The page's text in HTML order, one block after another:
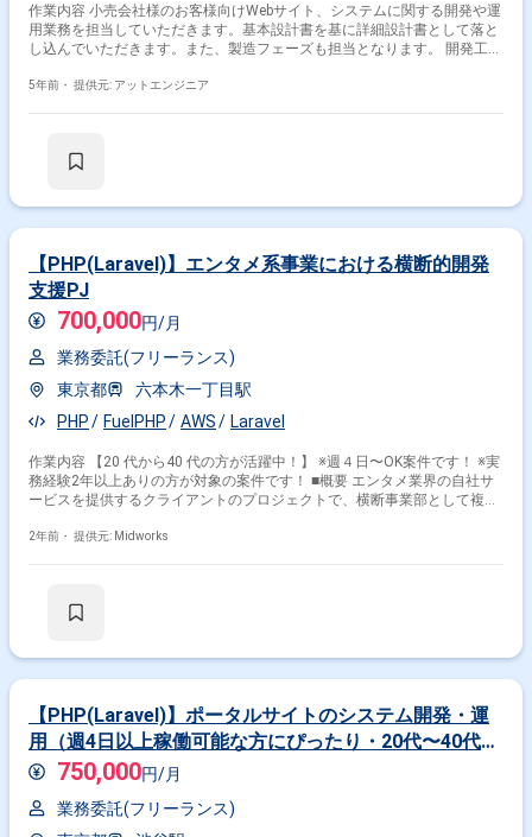
作業内容 小売会社様のお客様向けWebサイト、システムに関する開発や運
用業務を担当していただきます。基本設計書を基に詳細設計書として落と
し込んでいただきます。また、製造フェーズも担当となります。 開発工程
5年前・ 提供元: アットエンジニア
【PHP(Laravel)】エンタメ系事業における横断的開発
支援PJ
700,000円/月
業務委託(フリーランス)
東京都
六本木一丁目駅
PHP
FuelPHP AWS Laravel
作業内容 【20 代から40 代の方が活躍中！】 ※週４日〜OK案件です！ ※実
務経験2年以上ありの方が対象の案件です！ ■概要 エンタメ業界の自社サ
ービスを提供するクライアントのプロジェクトで、横断事業部として複数
た開発を行い、レガシー環境の保守や改修も担当します。 ■具体的な作業
時には、プロジェクトの一員として、コミュニケーションを取りながら業
-------------------------------------------------------------- ※弊社では、法人、請負いの案件は取り
扱っておりません。
2年前・ 提供元: Midworks
【PHP(Laravel)】ポータルサイトのシステム開発・運
用（週4日以上稼働可能な方にぴったり・20代〜40代活
躍中！）
750,000円/月
業務委託(フリーランス)